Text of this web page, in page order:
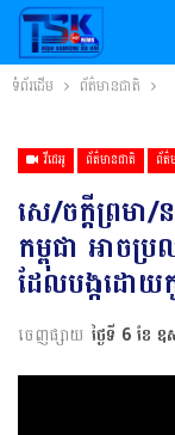
ទំព័រដើម ព័ត៌មានជាតិ
វីដេអូ ព័ត៌មានជាតិ ព័ត៌
សេ/ចក្តីព្រមា/
កម្ពុជា អាចប្
ដែលបង្កដោយ
ចេញផ្សាយ ថ្ងៃទី 6 ខែ